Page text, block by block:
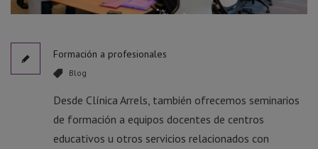
Formación a profesionales
Blog
Desde Clínica Arrels, también ofrecemos seminarios
de formación a equipos docentes de centros
educativos u otros servicios relacionados con